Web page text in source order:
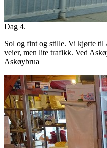
Dag 4.
Sol og fint og stille. Vi kjørte til
veier, men lite trafikk. Ved
Askøybrua